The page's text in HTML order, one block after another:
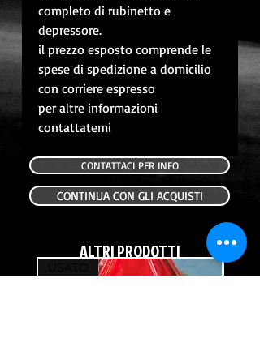
completo di rubinetto e
depressore.
il prezzo esposto comprende le
spese di spedizione a domicilio
con corriere espresso
per altre informazioni
contattatemi
CONTATTACI PER INFO
CONTINUA CON GLI ACQUISTI
ALTRI PRODOTTI